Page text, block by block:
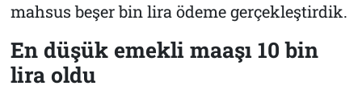
mahsus beşer bin lira ödeme gerçekleştirdik.
En düşük emekli maaşı 10 bin
lira oldu